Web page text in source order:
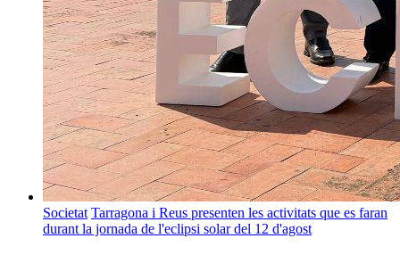
Societat Tarragona i Reus presenten les activitats que es faran
durant la jornada de l'eclipsi solar del 12 d'agost